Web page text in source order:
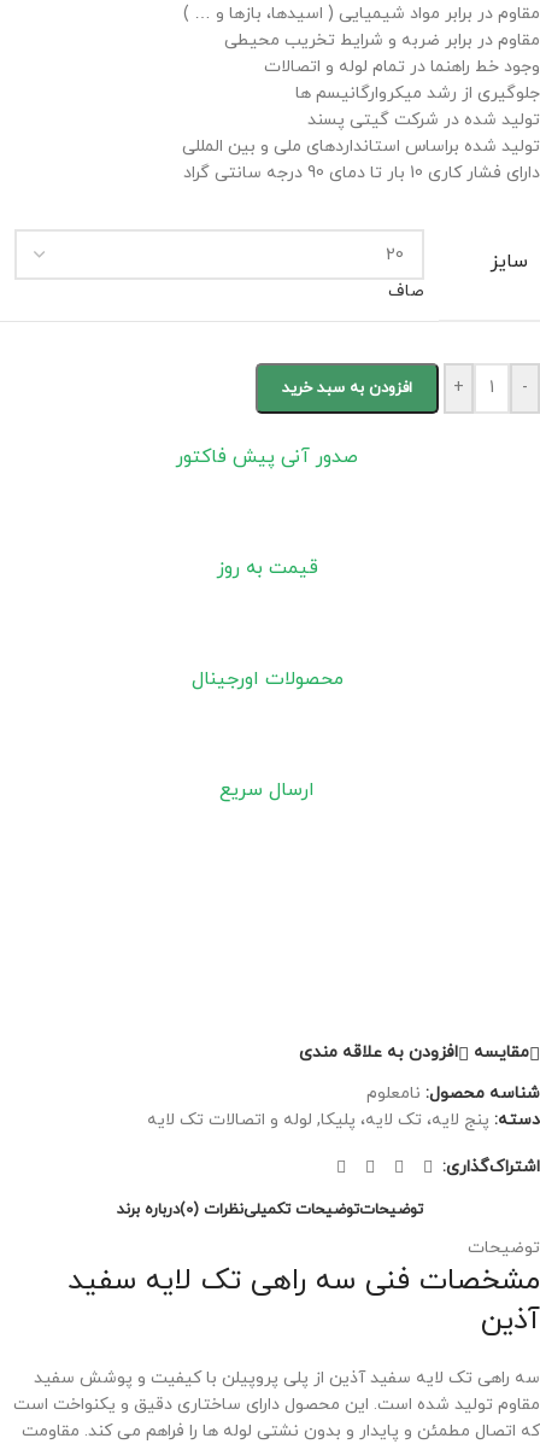
مقاوم در برابر مواد شیمیایی ( اسیدها، بازها و … )
مقاوم در برابر ضربه و شرایط تخریب محیطی
وجود خط راهنما در تمام لوله و اتصالات
جلوگیری از رشد میکروارگانیسم ها
تولید شده در شرکت گیتی پسند
تولید شده براساس استانداردهای ملی و بین المللی
دارای فشار کاری 10 بار تا دمای 90 درجه سانتی گراد
سایز
صاف
-
+ افزودن به سبد خرید
صدور آنی پیش فاکتور
قیمت به روز
محصولات اورجینال
ارسال سریع
مقايسه
افزودن به علاقه مندی
شناسه محصول: نامعلوم
دسته: پنج لایه، تک لایه، پلیکا, لوله و اتصالات تک لایه
اشتراک‌گذاری:
توضیحاتتوضیحات تکمیلینظرات (0) درباره برند
توضیحات
مشخصات فنی سه راهی تک لایه سفید
آذین
سه راهی تک لایه سفید آذین از پلی‌ پروپیلن با کیفیت و پوشش سفید
مقاوم تولید شده است. این محصول دارای ساختاری دقیق و یکنواخت است
که اتصال مطمئن و پایدار و بدون نشتی لوله ‌ها را فراهم می ‌کند. مقاومت